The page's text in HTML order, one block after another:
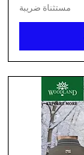
مستثناة ضريبة